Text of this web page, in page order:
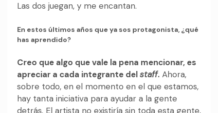
Las dos juegan, y me encantan.
En estos últimos años que ya sos protagonista, ¿qué
has aprendido?
Creo que algo que vale la pena mencionar, es
apreciar a cada integrante delstaff. Ahora,
sobre todo, en el momento en el que estamos,
hay tanta iniciativa para ayudar a la gente
detrás. El artista no existiría sin toda esta gente,